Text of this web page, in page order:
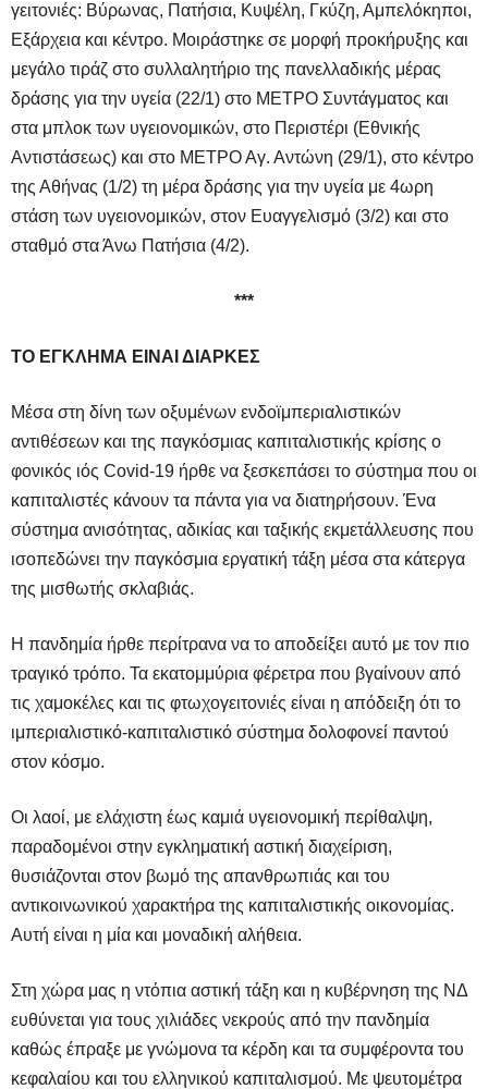
γειτονιές: Βύρωνας, Πατήσια, Κυψέλη, Γκύζη, Αμπελόκηποι,
Εξάρχεια και κέντρο. Μοιράστηκε σε μορφή προκήρυξης και
μεγάλο τιράζ στο συλλαλητήριο της πανελλαδικής μέρας
δράσης για την υγεία (22/1) στο ΜΕΤΡΟ Συντάγματος και
στα μπλοκ των υγειονομικών, στο Περιστέρι (Εθνικής
Αντιστάσεως) και στο ΜΕΤΡΟ Αγ. Αντώνη (29/1), στο κέντρο
της Αθήνας (1/2) τη μέρα δράσης για την υγεία με 4ωρη
στάση των υγειονομικών, στον Ευαγγελισμό (3/2) και στο
σταθμό στα Άνω Πατήσια (4/2).
***
ΤΟ ΕΓΚΛΗΜΑ ΕΙΝΑΙ ΔΙΑΡΚΕΣ
Μέσα στη δίνη των οξυμένων ενδοϊμπεριαλιστικών
αντιθέσεων και της παγκόσμιας καπιταλιστικής κρίσης ο
φονικός ιός Covid-19 ήρθε να ξεσκεπάσει το σύστημα που οι
καπιταλιστές κάνουν τα πάντα για να διατηρήσουν. Ένα
σύστημα ανισότητας, αδικίας και ταξικής εκμετάλλευσης που
ισοπεδώνει την παγκόσμια εργατική τάξη μέσα στα κάτεργα
της μισθωτής σκλαβιάς.
Η πανδημία ήρθε περίτρανα να το αποδείξει αυτό με τον πιο
τραγικό τρόπο. Τα εκατομμύρια φέρετρα που βγαίνουν από
τις χαμοκέλες και τις φτωχογειτονιές είναι η απόδειξη ότι το
ιμπεριαλιστικό-καπιταλιστικό σύστημα δολοφονεί παντού
στον κόσμο.
Οι λαοί, με ελάχιστη έως καμιά υγειονομική περίθαλψη,
παραδομένοι στην εγκληματική αστική διαχείριση,
θυσιάζονται στον βωμό της απανθρωπιάς και του
αντικοινωνικού χαρακτήρα της καπιταλιστικής οικονομίας.
Αυτή είναι η μία και μοναδική αλήθεια.
Στη χώρα μας η ντόπια αστική τάξη και η κυβέρνηση της ΝΔ
ευθύνεται για τους χιλιάδες νεκρούς από την πανδημία
καθώς έπραξε με γνώμονα τα κέρδη και τα συμφέροντα του
κεφαλαίου και του ελληνικού καπιταλισμού. Με ψευτομέτρα